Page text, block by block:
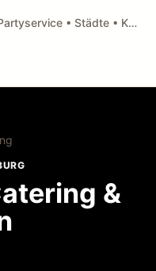
Catering & Partyservice • Städte • Küchenarten • Anfragen
&